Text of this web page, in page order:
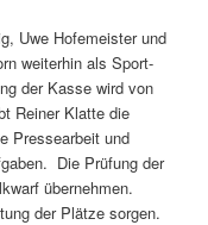
Uwe Hofemeister und
weiterhin als Sport-
der Kasse wird von
Reiner Klatte die
Pressearbeit und
Die Prüfung der
übernehmen.
der Plätze sorgen.